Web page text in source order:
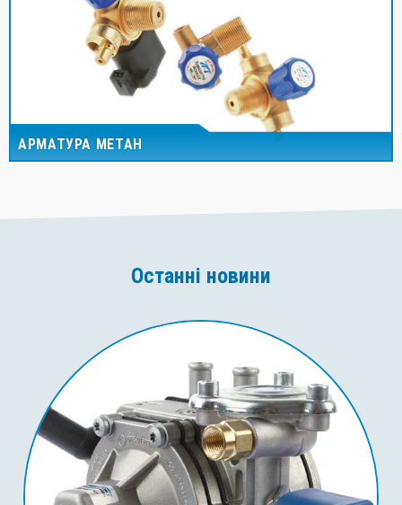
АРМАТУРА МЕТАН
Останні новини